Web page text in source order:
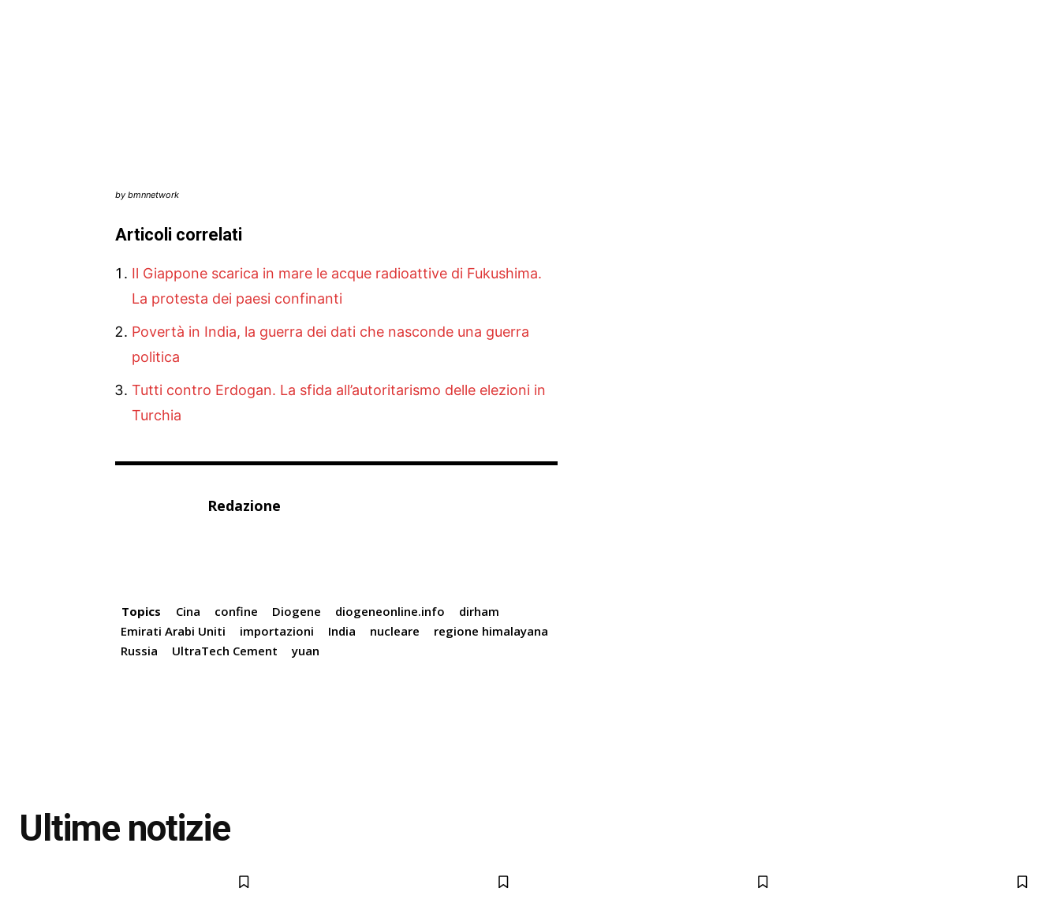
by bmnnetwork
Articoli correlati
Il Giappone scarica in mare le acque radioattive di Fukushima.
La protesta dei paesi confinanti
Povertà in India, la guerra dei dati che nasconde una guerra
politica
Tutti contro Erdogan. La sfida all’autoritarismo delle elezioni in
Turchia
Redazione
Topics Cina confine Diogene diogeneonline.info
dirham
Emirati Arabi Uniti
importazioni India nucleare
regione himalayana
Russia
UltraTech Cement yuan
Ultime notizie